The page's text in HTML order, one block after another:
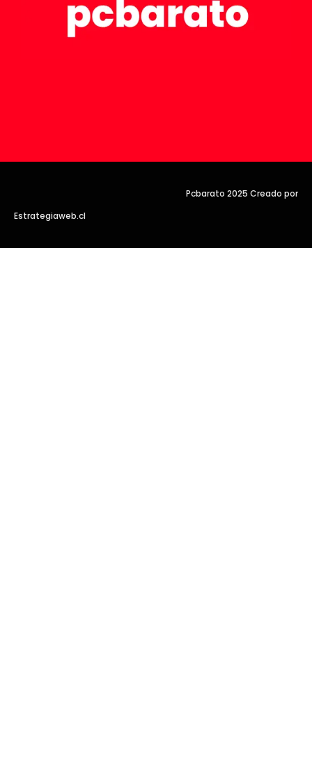
Pcbarato 2025 Creado por
Estrategiaweb.cl